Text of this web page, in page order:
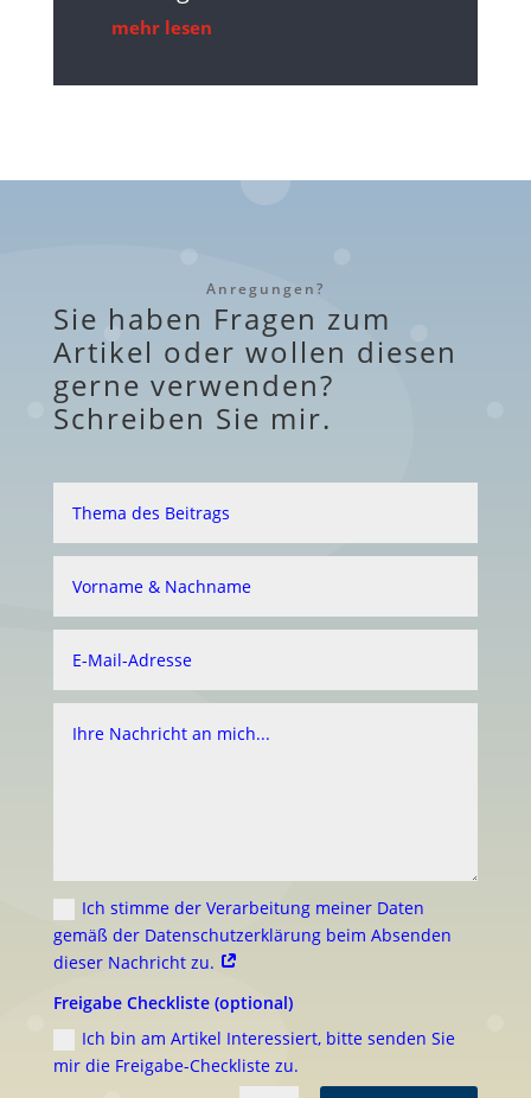
mehr lesen
Anregungen?
Sie haben Fragen zum
Artikel oder wollen diesen
gerne verwenden?
Schreiben Sie mir.
Ich stimme der Verarbeitung meiner Daten
gemäß der Datenschutzerklärung beim Absenden
dieser Nachricht zu.
Freigabe Checkliste (optional)
Ich bin am Artikel Interessiert, bitte senden Sie
mir die Freigabe-Checkliste zu.